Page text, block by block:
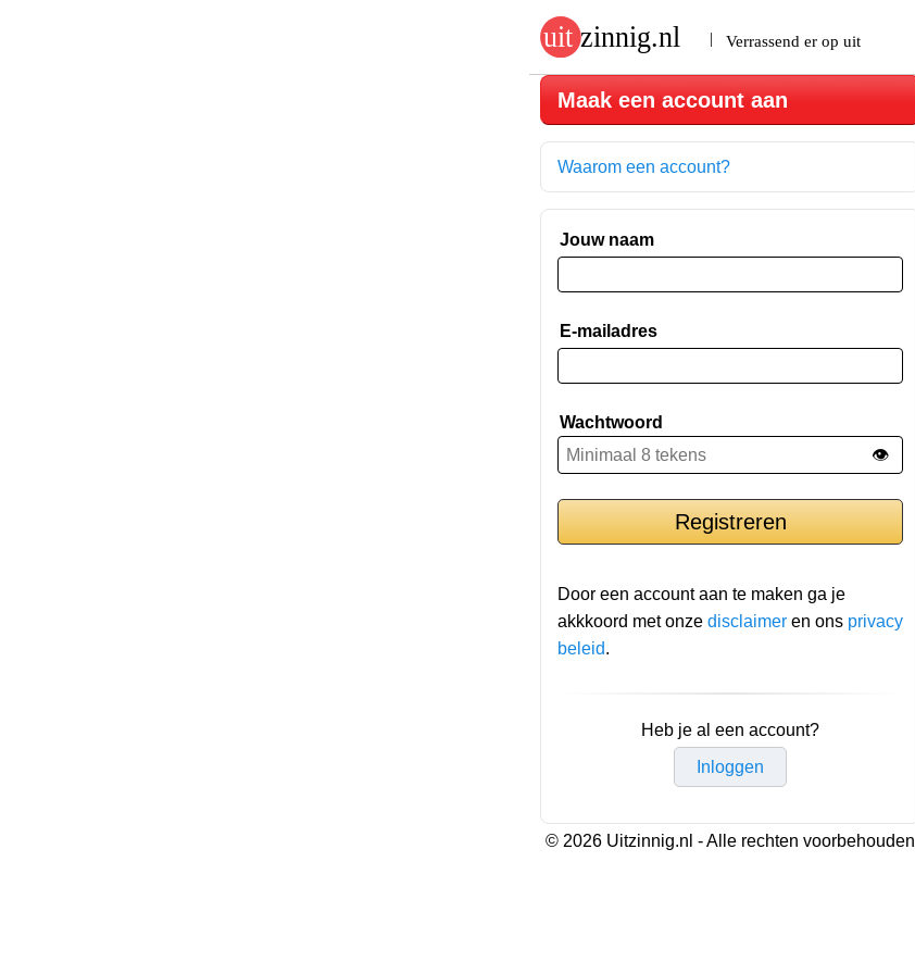
Maak een account aan
Waarom een account?
Jouw naam
E-mailadres
Wachtwoord
👁️
Door een account aan te maken ga je
akkkoord met onze disclaimer en ons privacy
beleid.
Heb je al een account?
Inloggen
© 2026 Uitzinnig.nl - Alle rechten voorbehouden